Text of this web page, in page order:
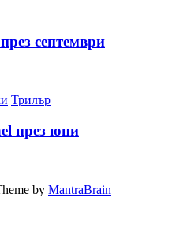
септември
Трилър
през юни
by MantraBrain